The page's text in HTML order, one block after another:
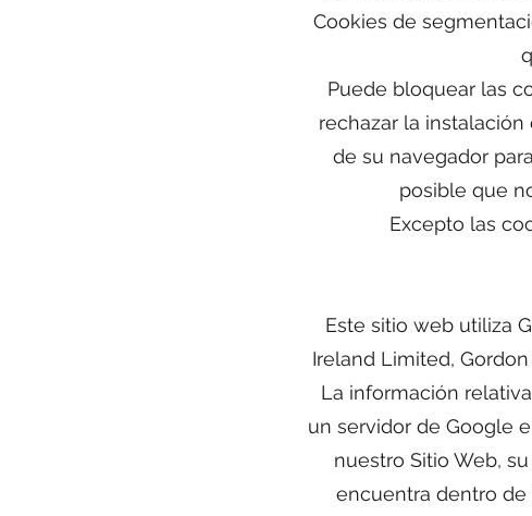
Cookies de
Puede bloquear las
rechazar la
de su navegador
posible que
Excepto las
Este sitio web utiliza
Ireland Limited,
La información
un servidor de Google
nuestro Sitio Web,
encuentra dentro de